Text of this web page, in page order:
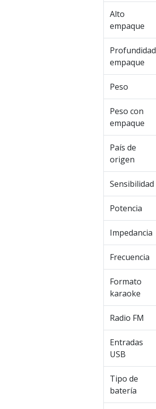
Alto
empaque
Profundidad
empaque
Peso
Peso con
empaque
País de
origen
Sensibilidad
Potencia
Impedancia
Frecuencia
Formato
karaoke
Radio FM
Entradas
USB
Tipo de
batería